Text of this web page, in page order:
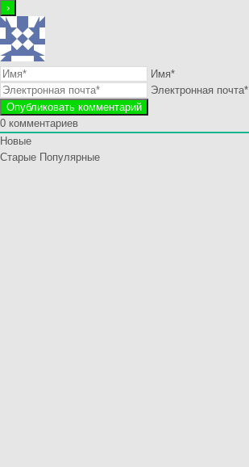
Имя*
Электронная почта*
0 комментариев
Новые
Старые Популярные